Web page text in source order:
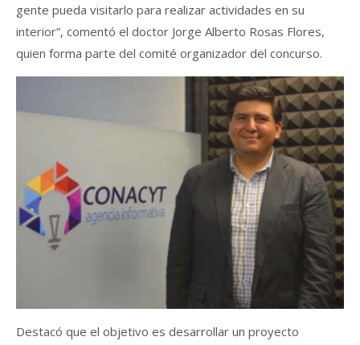
gente pueda visitarlo para realizar actividades en su
interior”, comentó el doctor Jorge Alberto Rosas Flores,
quien forma parte del comité organizador del concurso.
Destacó que el objetivo es desarrollar un proyecto